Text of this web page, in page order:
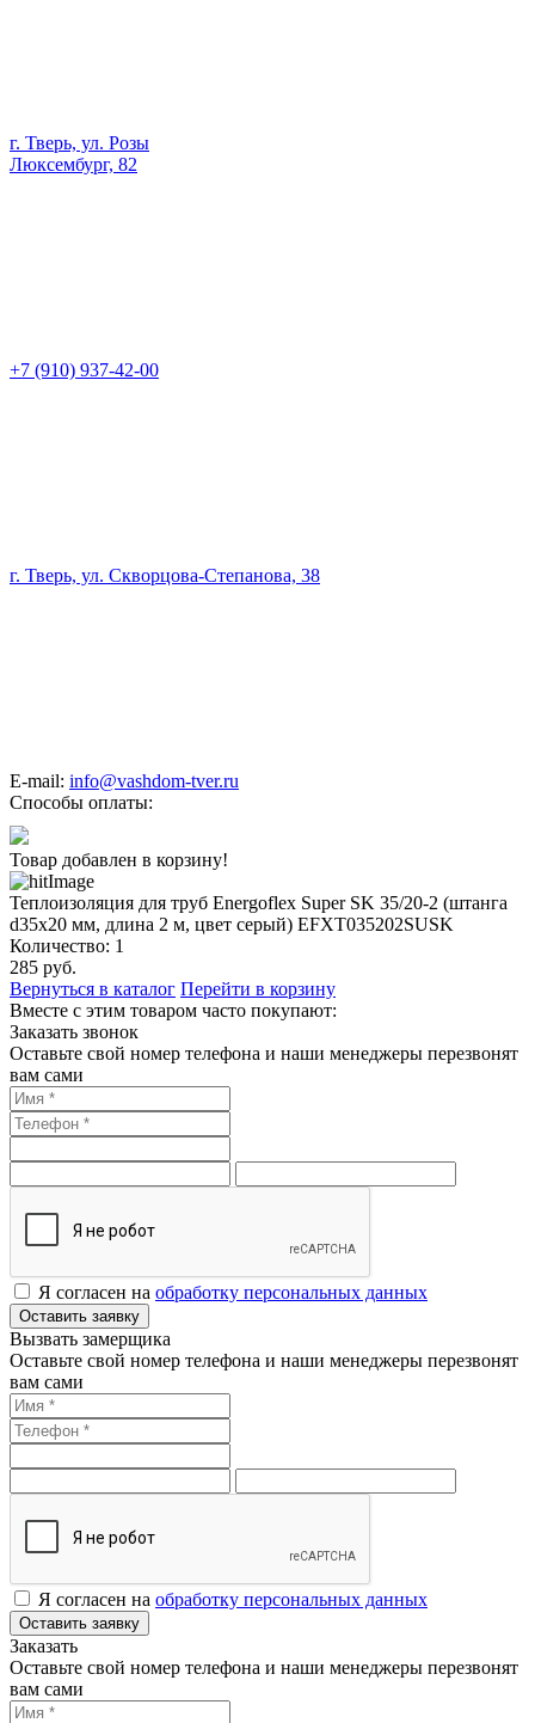
г. Тверь, ул. Розы
Люксембург, 82
+7 (910) 937-42-00
г. Тверь, ул. Скворцова-Степанова, 38
E-mail: info@vashdom-tver.ru
Способы оплаты:
Товар добавлен в корзину!
Теплоизоляция для труб Energoflex Super SK 35/20-2 (штанга
d35x20 мм, длина 2 м, цвет серый) EFXT035202SUSK
Количество: 1
285 руб.
Вернуться в каталог Перейти в корзину
Вместе с этим товаром часто покупают:
Заказать звонок
Оставьте свой номер телефона и наши менеджеры перезвонят
вам сами
Я согласен на обработку персональных данных
Оставить заявку
Вызвать замерщика
Оставьте свой номер телефона и наши менеджеры перезвонят
вам сами
Я согласен на обработку персональных данных
Оставить заявку
Заказать
Оставьте свой номер телефона и наши менеджеры перезвонят
вам сами